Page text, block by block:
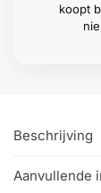
koopt
Beschrijving
Aanvullende